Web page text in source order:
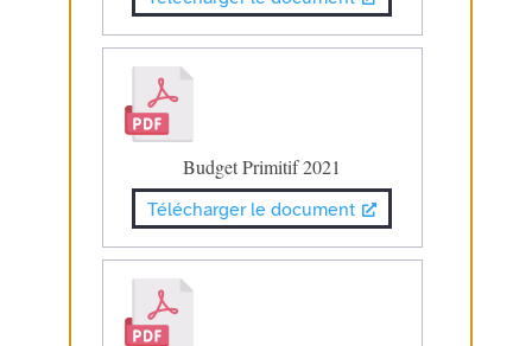
Budget Primitif 2021
Télécharger le document